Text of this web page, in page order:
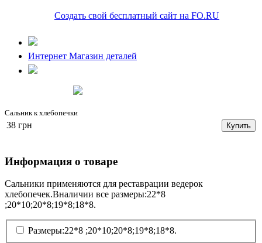
Создать свой бесплатный сайт на FO.RU
Интернет Магазин деталей
Сальник к хлебопечки
38 грн Купить
Информация о товаре
Сальники применяются для реставрации ведерок
хлебопечек.Вналичии все размеры:22*8
;20*10;20*8;19*8;18*8.
Размеры:22*8 ;20*10;20*8;19*8;18*8.